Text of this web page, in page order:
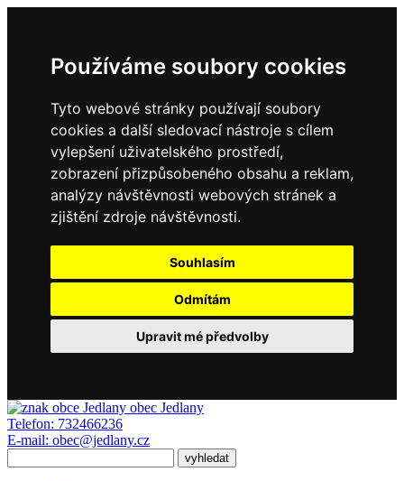
Používáme soubory cookies
Tyto webové stránky používají soubory
cookies a další sledovací nástroje s cílem
vylepšení uživatelského prostředí,
zobrazení přizpůsobeného obsahu a reklam,
analýzy návštěvnosti webových stránek a
zjištění zdroje návštěvnosti.
Souhlasím
Odmítám
Upravit mé předvolby
obec Jedlany
Telefon: 732466236
E-mail: obec@jedlany.cz